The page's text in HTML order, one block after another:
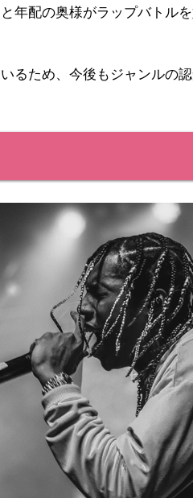
年配の奥様がラップバトル
るため、今後もジャンルの